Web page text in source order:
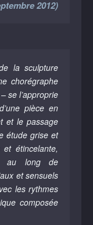
2012)
la sculpture
chorégraphe
se l’approprie
pièce en
et le passage
étude grise et
étincelante,
au long de
et sensuels
les rythmes
composée